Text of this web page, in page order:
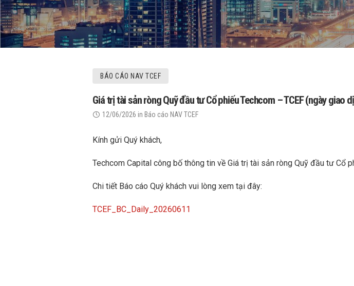
BÁO CÁO NAV TCEF
Giá trị tài sản ròng Quỹ đầu tư Cổ phiếu Techcom – TCEF (ngày giao
12/06/2026 in Báo cáo NAV TCEF
Kính gửi Quý khách,
Techcom Capital công bố thông tin về Giá trị tài sản ròng Quỹ đầu tư Cổ
Chi tiết Báo cáo Quý khách vui lòng xem tại đây:
TCEF_BC_Daily_20260611